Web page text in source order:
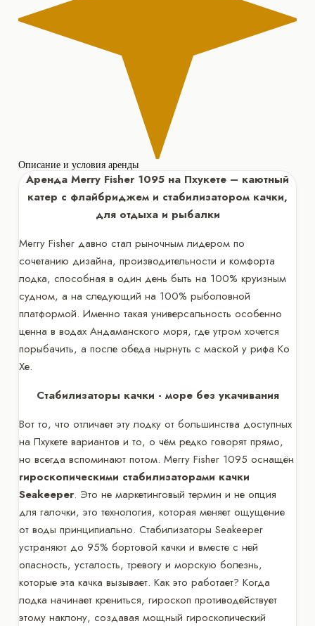
Описание и условия аренды
Аренда Merry Fisher 1095 на Пхукете – каютный
катер с флайбриджем и стабилизатором качки,
для отдыха и рыбалки
Merry Fisher давно стал рыночным лидером по
сочетанию дизайна, производительности и комфорта
лодка, способная в один день быть на 100% круизным
судном, а на следующий на 100% рыболовной
платформой. Именно такая универсальность особенно
ценна в водах Андаманского моря, где утром хочется
порыбачить, а после обеда нырнуть с маской у рифа Ко
Хе.
Стабилизаторы качки - море без укачивания
Вот то, что отличает эту лодку от большинства доступных
на Пхукете вариантов и то, о чём редко говорят прямо,
но всегда вспоминают потом. Merry Fisher 1095 оснащён
гироскопическими стабилизаторами качки
Seakeeper. Это не маркетинговый термин и не опция
для галочки, это технология, которая меняет ощущение
от воды принципиально. Стабилизаторы Seakeeper
устраняют до 95% бортовой качки и вместе с ней
опасность, усталость, тревогу и морскую болезнь,
которые эта качка вызывает. Как это работает? Когда
лодка начинает крениться, гироскоп противодействует
этому наклону, создавая мощный гироскопический